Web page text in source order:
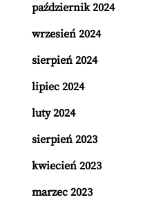
październik 2024
wrzesień 2024
sierpień 2024
lipiec 2024
luty 2024
sierpień 2023
kwiecień 2023
marzec 2023